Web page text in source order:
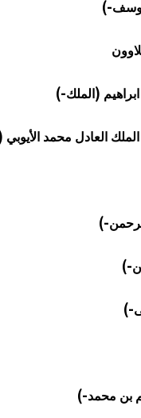
)
(الملك-)
العادل محمد الأيوبي
)
)
)
بن محمد-)